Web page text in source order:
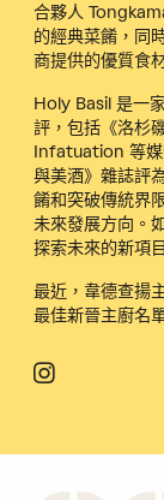
合夥人
的經典菜餚，同
商提供的優質食
Holy Basil 是一
評，包括《洛杉
Infatuation 等媒
與美酒》雜誌評
餚和突破傳統界
未來發展方向。
探索未來的新項
最近，韋德查揚
最佳新晉主廚名